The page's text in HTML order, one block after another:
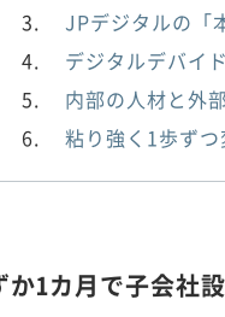
JPデジタルの「
デジタルデバイ
内部の人材と外
粘り強く1歩ず
か1カ月で子会社